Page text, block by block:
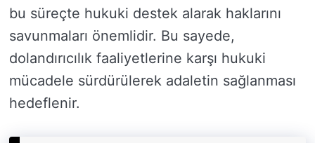
bu süreçte hukuki destek alarak haklarını
savunmaları önemlidir. Bu sayede,
dolandırıcılık faaliyetlerine karşı hukuki
mücadele sürdürülerek adaletin sağlanması
hedeflenir.